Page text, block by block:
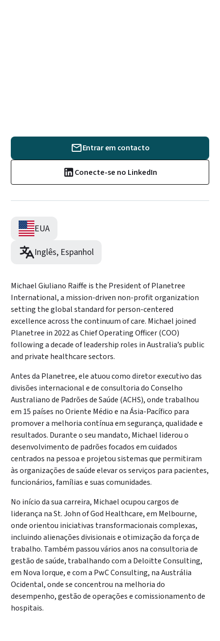
Entrar em contacto
Conecte-se no LinkedIn
EUA
Inglês, Espanhol
Michael Giuliano Raiffe is the President of Planetree
International, a mission-driven non-profit organization
setting the global standard for person-centered
excellence across the continuum of care. Michael joined
Planetree in 2022 as Chief Operating Officer (COO)
following a decade of leadership roles in Australia’s public
and private healthcare sectors.
Antes da Planetree, ele atuou como diretor executivo das
divisões internacional e de consultoria do Conselho
Australiano de Padrões de Saúde (ACHS), onde trabalhou
em 15 países no Oriente Médio e na Ásia-Pacífico para
promover a melhoria contínua em segurança, qualidade e
resultados. Durante o seu mandato, Michael liderou o
desenvolvimento de padrões focados em cuidados
centrados na pessoa e projetou sistemas que permitiram
às organizações de saúde elevar os serviços para pacientes,
funcionários, famílias e suas comunidades.
No início da sua carreira, Michael ocupou cargos de
liderança na St. John of God Healthcare, em Melbourne,
onde orientou iniciativas transformacionais complexas,
incluindo alienações divisionais e otimização da força de
trabalho. Também passou vários anos na consultoria de
gestão de saúde, trabalhando com a Deloitte Consulting,
em Nova Iorque, e com a PwC Consulting, na Austrália
Ocidental, onde se concentrou na melhoria do
desempenho, gestão de operações e comissionamento de
hospitais.